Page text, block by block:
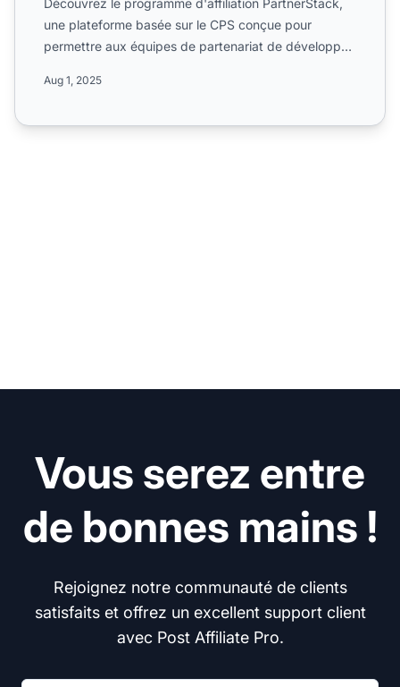
une plateforme basée sur le CPS conçue pour
permettre aux équipes de partenariat de développer
Aug 1, 2025
Vous serez entre
de bonnes mains !
Rejoignez notre communauté de clients
satisfaits et offrez un excellent support client
avec Post Affiliate Pro.